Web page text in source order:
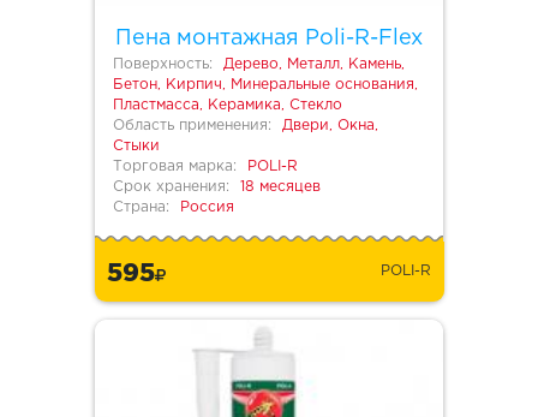
Пена монтажная Poli-R-Flex
Поверхность:
Дерево, Металл, Камень,
Бетон, Кирпич, Минеральные основания,
Пластмасса, Керамика, Стекло
Область применения:
Двери, Окна,
Стыки
Торговая марка:
POLI-R
Срок хранения:
18 месяцев
Страна:
Россия
595 POLI-R